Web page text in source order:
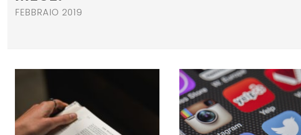
FEBBRAIO 2019